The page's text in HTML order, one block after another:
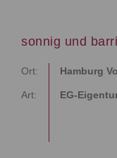
sonnig und
Ort:
Art:
Hamburg
EG-